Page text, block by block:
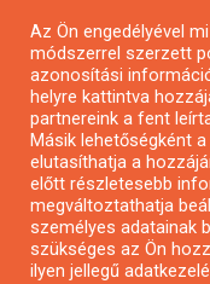
Pályázatok
Pályázatok civil
Pályázatok
Önkormányzati
Mezőgazdasági
Falusi turizmus
Az Ön engedélyével
módszerrel szerzett
azonosítási
helyre kattintva
partnereink a fent
Másik lehetőségként
elutasíthatja a
előtt részletesebb
megváltoztathatja
személyes adatainak
szükséges az Ön
ilyen jellegű